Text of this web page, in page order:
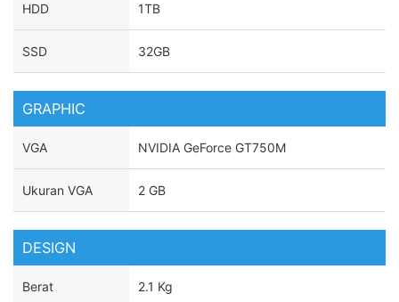
HDD 1TB
SSD 32GB
GRAPHIC
VGA NVIDIA GeForce GT750M
Ukuran VGA 2 GB
DESIGN
Berat 2.1 Kg